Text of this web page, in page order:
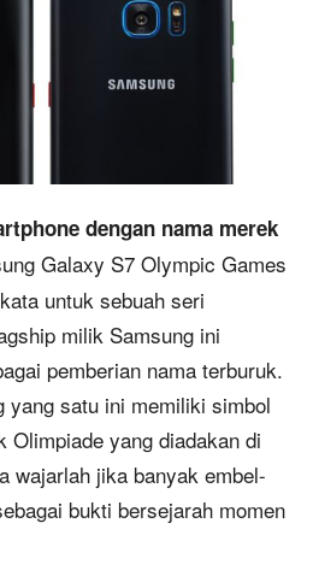
dengan nama merek
Galaxy S7 Olympic Games
untuk sebuah seri
milik Samsung ini
pemberian nama terburuk.
yang satu ini memiliki simbol
Olimpiade yang diadakan di
wajarlah jika banyak embel-
bukti bersejarah momen